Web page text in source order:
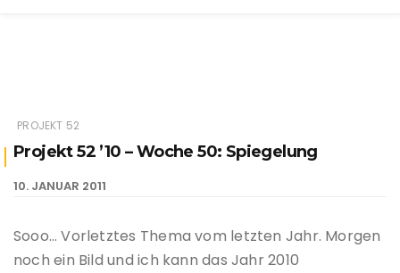
PROJEKT 52
Projekt 52 ’10 – Woche 50: Spiegelung
10. JANUAR 2011
Sooo… Vorletztes Thema vom letzten Jahr. Morgen
noch ein Bild und ich kann das Jahr 2010